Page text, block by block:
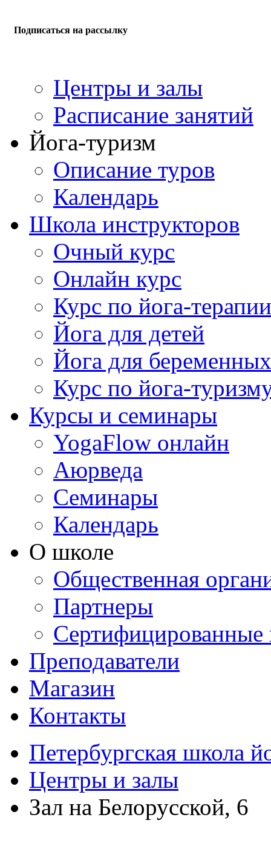
Подписаться на рассылку
Центры и залы
Расписание занятий
Йога-туризм
Описание туров
Календарь
Школа инструкторов
Очный курс
Онлайн курс
Курс по йога-терапии
Йога для детей
Йога для беременных
Курс по йога-
Курсы и семинары
YogaFlow онлайн
Аюрведа
Семинары
Календарь
О школе
Общественная
Партнеры
Сертифицированные
Преподаватели
Магазин
Контакты
Петербургская школа
Центры и залы
Зал на Белорусской, 6